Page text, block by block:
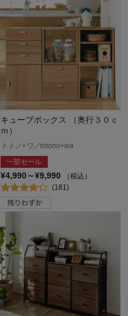
キューブボックス （奥行３０ｃ
ｍ）
トトノ+ワ／totono+wa
一部セール
¥4,990～¥9,990
（税込）
(181)